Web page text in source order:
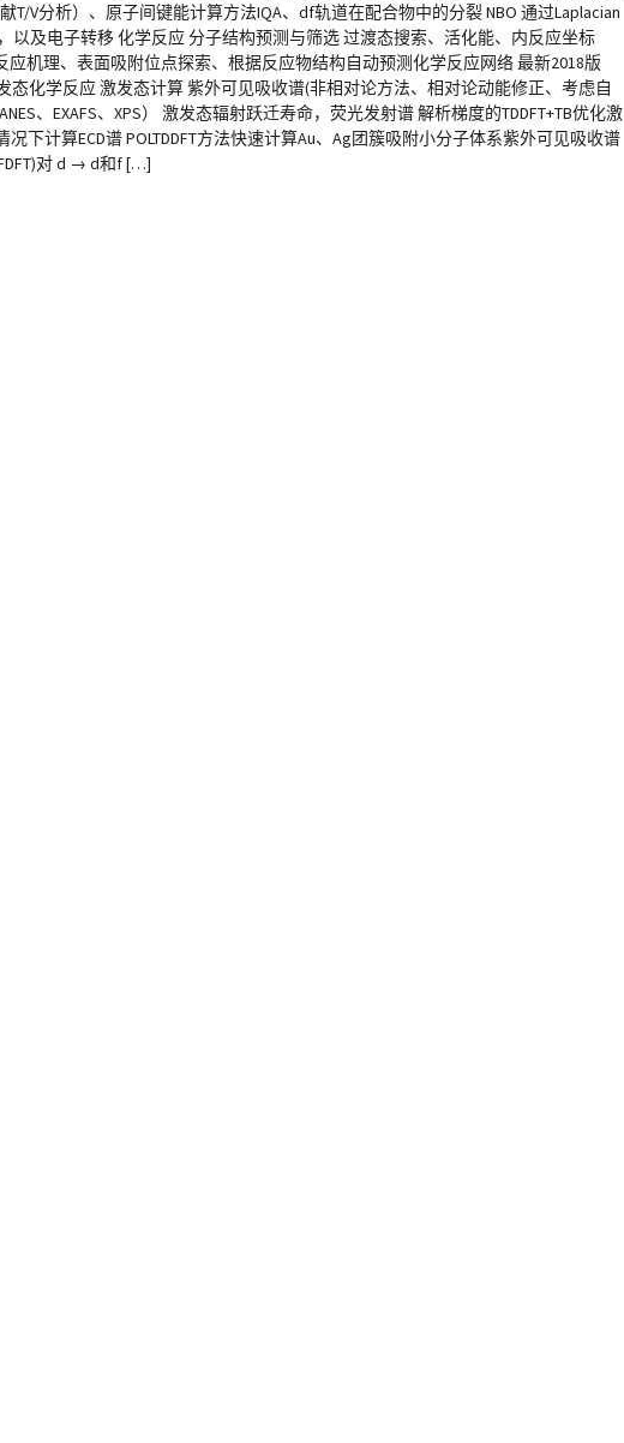
T/V分析）、原子间键能计算方法IQA、df轨道在配合物中的分裂 NBO 通过Laplacian
及电子转移 化学反应 分子结构预测与筛选 过渡态搜索、活化能、内反应坐标
机理、表面吸附位点探索、根据反应物结构自动预测化学反应网络 最新2018版
化学反应 激发态计算 紫外可见吸收谱(非相对论方法、相对论动能修正、考虑自
、EXAFS、XPS） 激发态辐射跃迁寿命，荧光发射谱 解析梯度的TDDFT+TB优化激
计算ECD谱 POLTDDFT方法快速计算Au、Ag团簇吸附小分子体系紫外可见吸收谱
对 d → d和f […]